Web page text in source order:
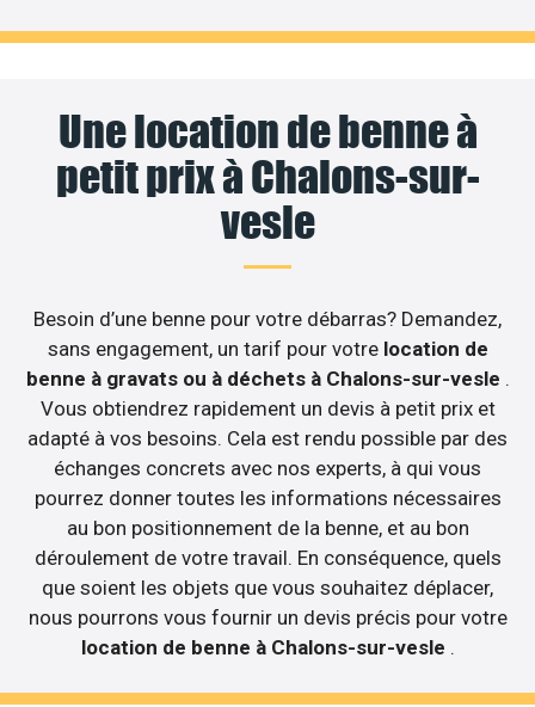
Une location de benne à
petit prix à Chalons-sur-
vesle
Besoin d’une benne pour votre débarras? Demandez,
sans engagement, un tarif pour votre location de
benne à gravats ou à déchets à Chalons-sur-vesle .
Vous obtiendrez rapidement un devis à petit prix et
adapté à vos besoins. Cela est rendu possible par des
échanges concrets avec nos experts, à qui vous
pourrez donner toutes les informations nécessaires
au bon positionnement de la benne, et au bon
déroulement de votre travail. En conséquence, quels
que soient les objets que vous souhaitez déplacer,
nous pourrons vous fournir un devis précis pour votre
location de benne à Chalons-sur-vesle .